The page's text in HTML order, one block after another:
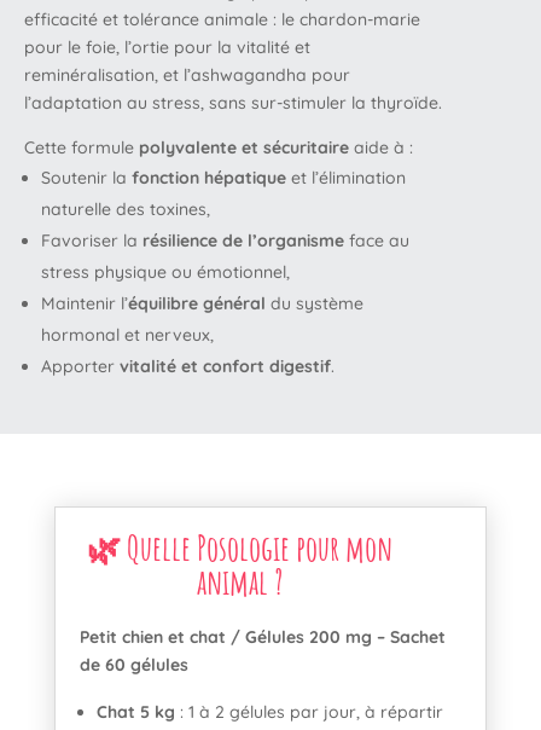
efficacité et tolérance animale : le chardon-marie
pour le foie, l’ortie pour la vitalité et
reminéralisation, et l’ashwagandha pour
l’adaptation au stress, sans sur-stimuler la thyroïde.
Cette formule polyvalente et sécuritaire aide à :
Soutenir la fonction hépatique et l’élimination
naturelle des toxines,
Favoriser la résilience de l’organisme face au
stress physique ou émotionnel,
Maintenir l’équilibre général du système
hormonal et nerveux,
Apporter vitalité et confort digestif.
🌿 Quelle Posologie pour mon
animal ?
Petit chien et chat / Gélules 200 mg – Sachet
de 60 gélules
Chat 5 kg : 1 à 2 gélules par jour, à répartir